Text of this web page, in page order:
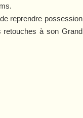
reprendre possession
retouches à son Grand